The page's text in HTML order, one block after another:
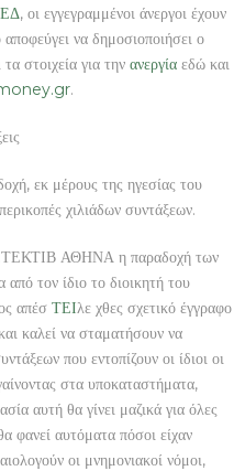
, οι εγγεγραμμένοι άνεργοι έχουν
να δημοσιοποιήσει ο
στοιχεία για την ανεργία εδώ και
.
εκ μέρους της ηγεσίας του
χιλιάδων συντάξεων.
ΑΘΗΝΑ η παραδοχή των
τον ίδιο το διοικητή του
απέσ ΤΕΙλε χθες σχετικό έγγραφο
καλεί να σταματήσουν να
που εντοπίζουν οι ίδιοι οι
στα υποκαταστήματα,
αυτή θα γίνει μαζικά για όλες
φανεί αυτόματα πόσοι είχαν
οι μνημονιακοί νόμοι,